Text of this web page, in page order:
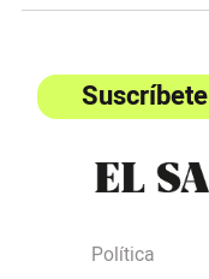
Suscríbete
Política